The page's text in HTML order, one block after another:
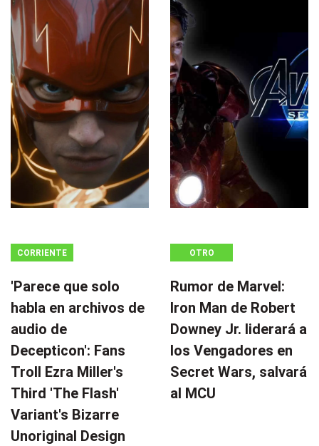
CORRIENTE
'Parece que solo
habla en archivos de
audio de
Decepticon': Fans
Troll Ezra Miller's
Third 'The Flash'
Variant's Bizarre
Unoriginal Design
OTRO
Rumor de Marvel:
Iron Man de Robert
Downey Jr. liderará a
los Vengadores en
Secret Wars, salvará
al MCU